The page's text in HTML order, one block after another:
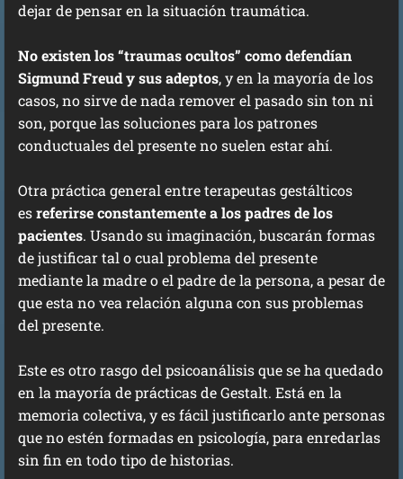
dejar de pensar en la situación traumática.
No existen los “traumas ocultos” como defendían
Sigmund Freud y sus adeptos, y en la mayoría de los
casos, no sirve de nada remover el pasado sin ton ni
son, porque las soluciones para los patrones
conductuales del presente no suelen estar ahí.
Otra práctica general entre terapeutas gestálticos
esreferirse constantemente a los padres de los
pacientes. Usando su imaginación, buscarán formas
de justificar tal o cual problema del presente
mediante la madre o el padre de la persona, a pesar de
que esta no vea relación alguna con sus problemas
del presente.
Este es otro rasgo del psicoanálisis que se ha quedado
en la mayoría de prácticas de Gestalt. Está en la
memoria colectiva, y es fácil justificarlo ante personas
que no estén formadas en psicología, para enredarlas
sin fin en todo tipo de historias.